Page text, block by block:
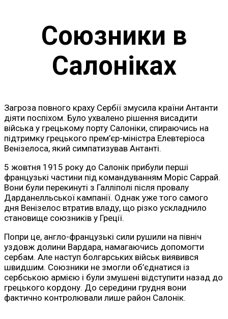
Союзники в
Салоніках
Загроза повного краху Сербії змусила країни Антанти
діяти поспіхом. Було ухвалено рішення висадити
війська у грецькому порту Салоніки, спираючись на
підтримку грецького прем’єр-міністра Елевтеріоса
Венізелоса, який симпатизував Антанті.
5 жовтня 1915 року до Салонік прибули перші
французькі частини під командуванням Моріс Саррай.
Вони були перекинуті з Галліполі після провалу
Дарданелльської кампанії. Однак уже того самого
дня Венізелос втратив владу, що різко ускладнило
становище союзників у Греції.
Попри це, англо-французькі сили рушили на північ
уздовж долини Вардара, намагаючись допомогти
сербам. Але наступ болгарських військ виявився
швидшим. Союзники не змогли об’єднатися із
сербською армією і були змушені відступити назад до
грецького кордону. До середини грудня вони
фактично контролювали лише район Салонік.